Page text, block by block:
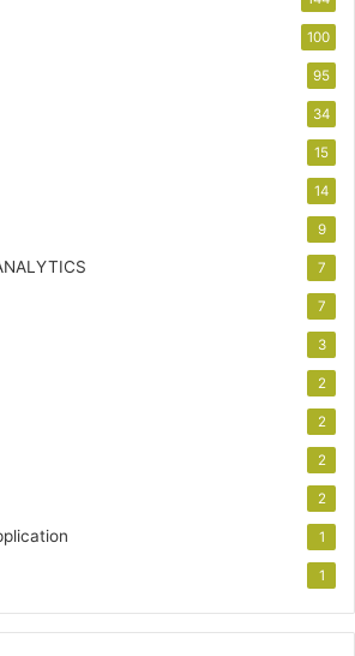
100
95
34
15
14
9
7
7
3
2
2
2
2
1
1